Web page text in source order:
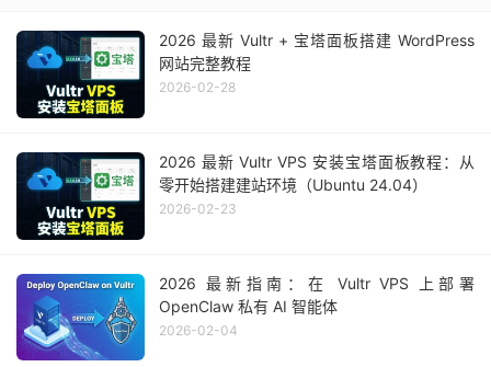
2026 最新 Vultr + 宝塔面板搭建 WordPress
网站完整教程
2026-02-28
2026 最新 Vultr VPS 安装宝塔面板教程：从
零开始搭建建站环境（Ubuntu 24.04）
2026-02-23
2026 最新指南：在 Vultr VPS 上部署
OpenClaw 私有 AI 智能体
2026-02-04